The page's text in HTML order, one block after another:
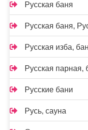
Русская баня
Русская баня,
Русская изба,
Русская парная,
Русские бани
Русь, сауна